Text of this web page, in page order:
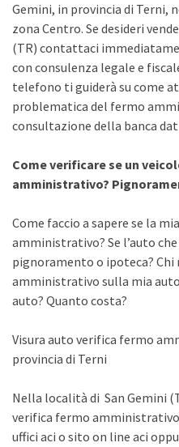
Gemini, in provincia di Terni,
zona Centro. Se desideri
(TR) contattaci
con consulenza legale e
telefono ti guiderà su come
problematica del fermo
consultazione della banca
Come verificare se un
amministrativo?
Come faccio a sapere se la
amministrativo? Se l’auto
pignoramento o ipoteca?
amministrativo sulla mia
auto? Quanto costa?
Visura auto verifica fermo
provincia di Terni
Nella località di San Gemini
verifica fermo
uffici aci o sito on line aci